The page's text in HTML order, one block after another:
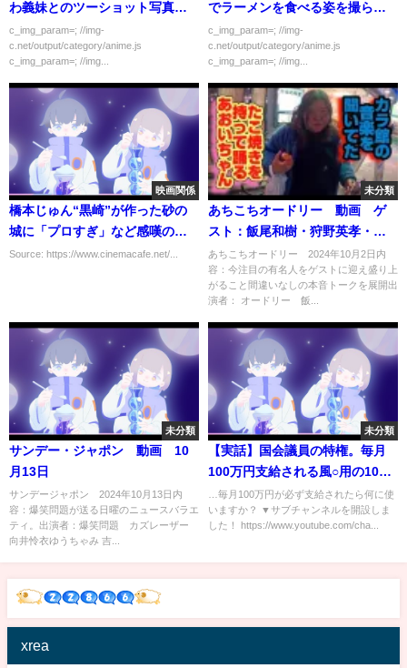
わ義妹とのツーショット写真を
公開
c_img_param=; //img-
c.net/output/category/anime.js
c_img_param=; //img...
でラーメンを食べる姿を撮られ
てしまう
c_img_param=; //img-
c.net/output/category/anime.js
c_img_param=; //img...
映画関係
橋本じゅん“黒崎”が作った砂の
城に「プロすぎ」など感嘆の
声、石橋蓮司“銀治”の身を案じ
Source: https://www.cinemacafe.net/...
未分類
あちこちオードリー 動画 ゲ
スト：飯尾和樹・狩野英孝・鬼
龍院翔 10月2日
あちこちオードリー 2024年10月2日内
容：今注目の有名人をゲストに迎え盛り上
がること間違いなしの本音トークを展開出
演者： オードリー 飯...
未分類
サンデー・ジャポン 動画 10
月13日
サンデージャポン 2024年10月13日内
容：爆笑問題が送る日曜のニュースバラエ
ティ。出演者：爆笑問題 カズレーザー
向井怜衣ゆうちゃみ 吉...
未分類
【実話】国会議員の特権。毎月
100万円支給される風○用の100
万円…使用用途不明の「文書通
信交通滞在費」に立法コンサル
タントがメス
…毎月100万円が必ず支給されたら何に使
いますか？ ▼サブチャンネルを開設しま
した！ https://www.youtube.com/cha...
xrea